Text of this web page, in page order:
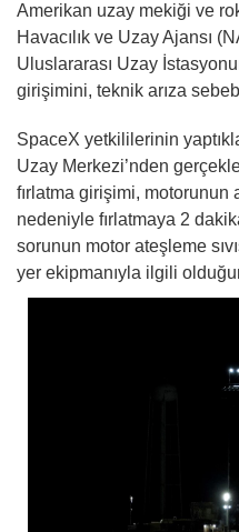
Amerikan uzay mekiği ve
Havacılık ve Uzay Ajansı
Uluslararası Uzay
girişimini, teknik arıza
SpaceX yetkililerinin
Uzay Merkezi’nden
fırlatma girişimi, motorunun
nedeniyle fırlatmaya 2
sorunun motor ateşleme
yer ekipmanıyla ilgili